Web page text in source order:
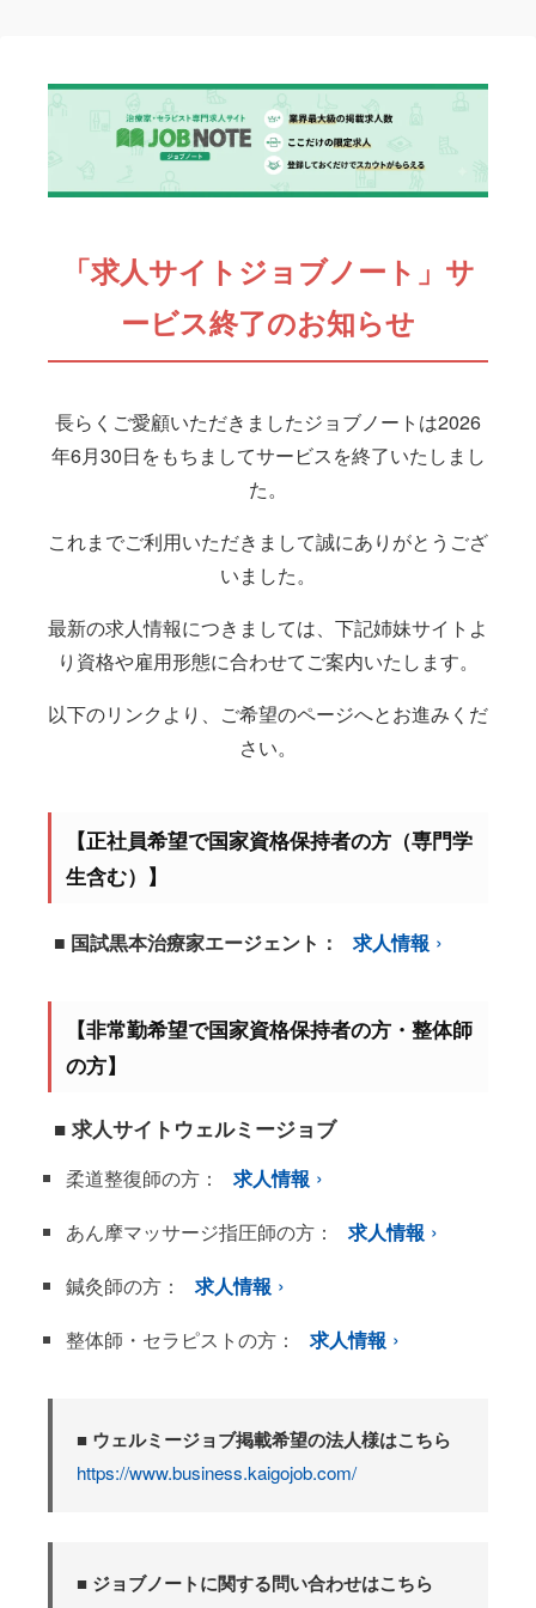
「求人サイトジョブノート」サ
ービス終了のお知らせ
長らくご愛顧いただきましたジョブノートは2026
年6月30日をもちましてサービスを終了いたしまし
た。
これまでご利用いただきまして誠にありがとうござ
いました。
最新の求人情報につきましては、下記姉妹サイトよ
り資格や雇用形態に合わせてご案内いたします。
以下のリンクより、ご希望のページへとお進みくだ
さい。
【正社員希望で国家資格保持者の方（専門学
生含む）】
■ 国試黒本治療家エージェント： 求人情報
【非常勤希望で国家資格保持者の方・整体師
の方】
■ 求人サイトウェルミージョブ
柔道整復師の方：
求人情報
あん摩マッサージ指圧師の方：
求人情報
鍼灸師の方：
求人情報
整体師・セラピストの方：
求人情報
■ ウェルミージョブ掲載希望の法人様はこちら
https://www.business.kaigojob.com/
■ ジョブノートに関する問い合わせはこちら